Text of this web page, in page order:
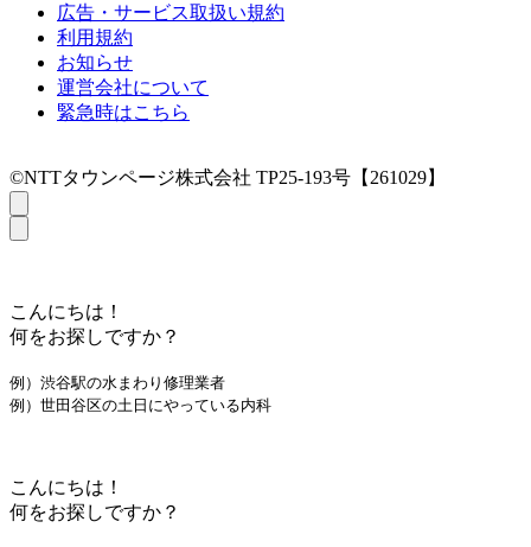
広告・サービス取扱い規約
利用規約
お知らせ
運営会社について
緊急時はこちら
©NTTタウンページ株式会社 TP25-193号【261029】
こんにちは！
何をお探しですか？
例）渋谷駅の水まわり修理業者
例）世田谷区の土日にやっている内科
こんにちは！
何をお探しですか？